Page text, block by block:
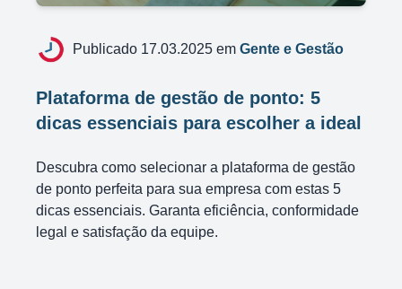
Publicado 17.03.2025 em Gente e Gestão
Plataforma de gestão de ponto: 5
dicas essenciais para escolher a ideal
Descubra como selecionar a plataforma de gestão
de ponto perfeita para sua empresa com estas 5
dicas essenciais. Garanta eficiência, conformidade
legal e satisfação da equipe.